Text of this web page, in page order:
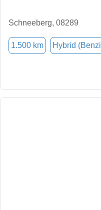
Schneeberg, 08289
1.500 km Hybrid